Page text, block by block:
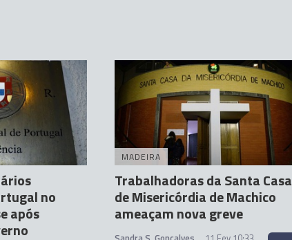
no
após
MADEIRA
Trabalhadoras da Santa Casa
de Misericórdia de Machico
ameaçam nova greve